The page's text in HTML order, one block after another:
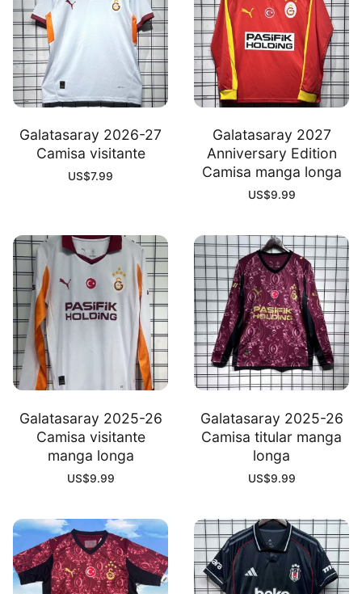
Galatasaray 2026-27
Camisa visitante
US$7.99
Galatasaray 2027
Anniversary Edition
Camisa manga longa
US$9.99
Galatasaray 2025-26
Camisa visitante
manga longa
US$9.99
Galatasaray 2025-26
Camisa titular manga
longa
US$9.99